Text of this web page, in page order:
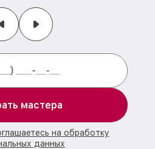
мастера
на обработку
данных